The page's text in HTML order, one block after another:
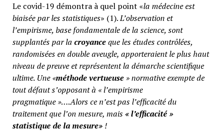
Le covid-19 démontra à quel point «la médecine est
biaisée par les statistiques» (1).L’observation et
l’empirisme, base fondamentale de la science, sont
supplantés par la croyanceque les études contrôlées,
randomisées en double aveugle, apporteraient le plus haut
niveau de preuve et représentent la démarche scientifique
ultime. Une «méthode vertueuse» normative exempte de
tout défaut s’opposant à « l’empirisme
pragmatique »….Alors ce n’est pas l’efficacité du
traitement que l’on mesure, mais «l’efficacité »
statistique de la mesure» !